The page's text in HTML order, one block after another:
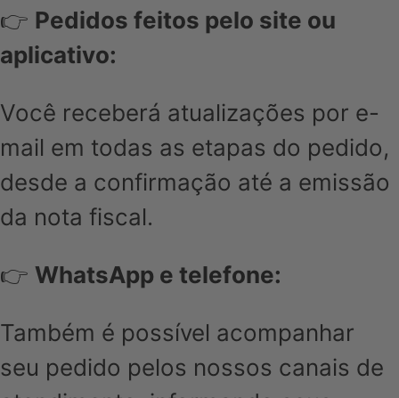
👉 Pedidos feitos pelo site ou
aplicativo:
Você receberá atualizações por e-
mail em todas as etapas do pedido,
desde a confirmação até a emissão
da nota fiscal.
👉 WhatsApp e telefone:
Também é possível acompanhar
seu pedido pelos nossos canais de